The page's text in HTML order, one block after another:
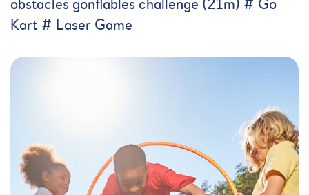
obstacles gonflables challenge (21m) # Go
Kart # Laser Game